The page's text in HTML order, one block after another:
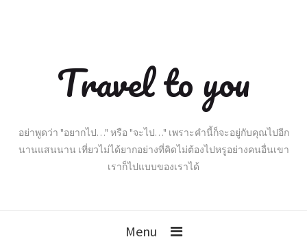
Travel to you
อย่าพูดว่า "อยากไป…" หรือ "จะไป…" เพราะคำนี้ก็จะอยู่กับคุณไปอีก
นานแสนนาน เที่ยวไม่ได้ยากอย่างที่คิดไม่ต้องไปหรูอย่างคนอื่นเขา
เราก็ไปแบบของเราได้
Menu